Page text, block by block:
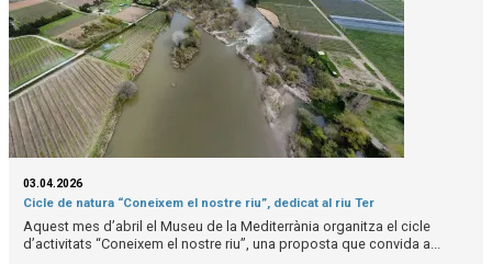
03.04.2026
Cicle de natura “Coneixem el nostre riu”, dedicat al riu Ter
Aquest mes d’abril el Museu de la Mediterrània organitza el cicle
d’activitats “Coneixem el nostre riu”, una proposta que convida a...